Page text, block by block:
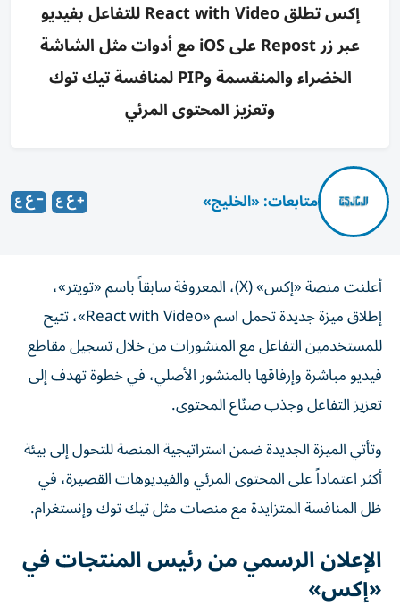
إكس تطلق React with Video للتفاعل بفيديو
عبر زر Repost على iOS مع أدوات مثل الشاشة
الخضراء والمنقسمة وPIP لمنافسة تيك توك
وتعزيز المحتوى المرئي
متابعات: «الخليج»
أعلنت منصة «إكس» (X)، المعروفة سابقاً باسم «تويتر»،
إطلاق ميزة جديدة تحمل اسم «React with Video»، تتيح
للمستخدمين التفاعل مع المنشورات من خلال تسجيل مقاطع
فيديو مباشرة وإرفاقها بالمنشور الأصلي، في خطوة تهدف إلى
تعزيز التفاعل وجذب صنّاع المحتوى.
وتأتي الميزة الجديدة ضمن استراتيجية المنصة للتحول إلى بيئة
أكثر اعتماداً على المحتوى المرئي والفيديوهات القصيرة، في
ظل المنافسة المتزايدة مع منصات مثل تيك توك وإنستغرام.
الإعلان الرسمي من رئيس المنتجات في
«إكس»